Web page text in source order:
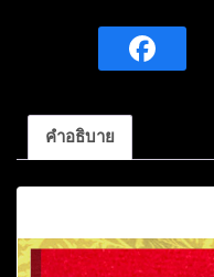
เทพ
มงคล
โชค
คำอธิบาย